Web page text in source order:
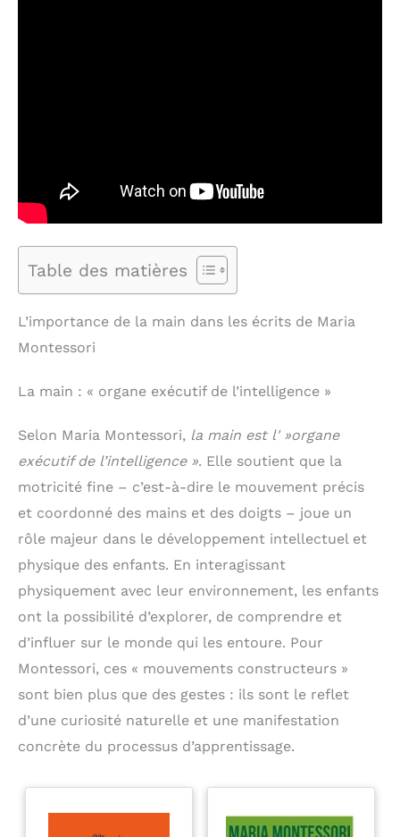
Table des matières
L’importance de la main dans les écrits de Maria
Montessori
La main : « organe exécutif de l’intelligence »
Selon Maria Montessori, la main est l' »organe
exécutif de l’intelligence ». Elle soutient que la
motricité fine – c’est-à-dire le mouvement précis
et coordonné des mains et des doigts – joue un
rôle majeur dans le développement intellectuel et
physique des enfants. En interagissant
physiquement avec leur environnement, les enfants
ont la possibilité d’explorer, de comprendre et
d’influer sur le monde qui les entoure. Pour
Montessori, ces « mouvements constructeurs »
sont bien plus que des gestes : ils sont le reflet
d’une curiosité naturelle et une manifestation
concrète du processus d’apprentissage.